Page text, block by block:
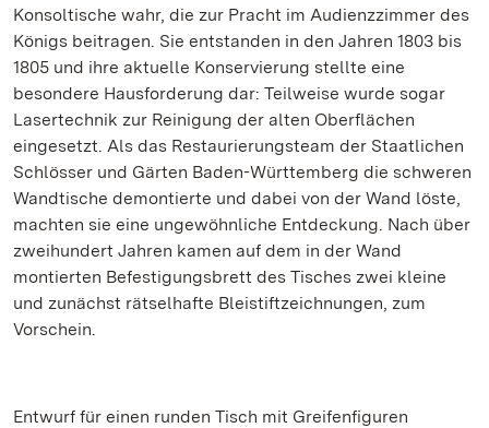
Konsoltische wahr, die zur Pracht im Audienzzimmer des
Königs beitragen. Sie entstanden in den Jahren 1803 bis
1805 und ihre aktuelle Konservierung stellte eine
besondere Hausforderung dar: Teilweise wurde sogar
Lasertechnik zur Reinigung der alten Oberflächen
eingesetzt. Als das Restaurierungsteam der Staatlichen
Schlösser und Gärten Baden-Württemberg die schweren
Wandtische demontierte und dabei von der Wand löste,
machten sie eine ungewöhnliche Entdeckung. Nach über
zweihundert Jahren kamen auf dem in der Wand
montierten Befestigungsbrett des Tisches zwei kleine
und zunächst rätselhafte Bleistiftzeichnungen, zum
Vorschein.
Entwurf für einen runden Tisch mit Greifenfiguren